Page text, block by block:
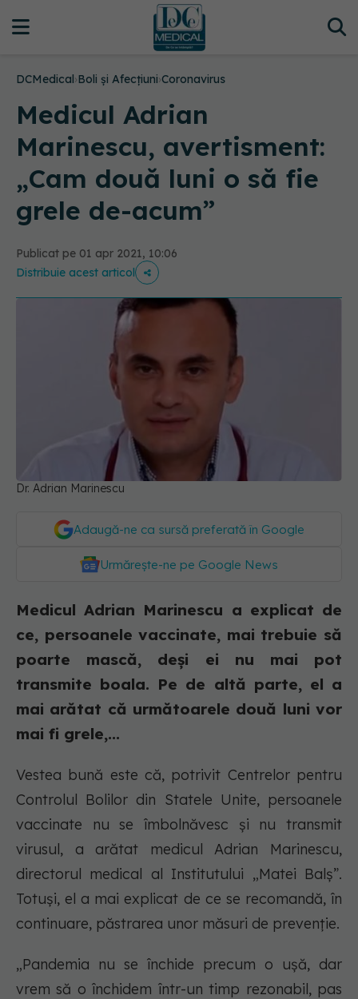
DCMedical›Boli și Afecțiuni›Coronavirus
Medicul Adrian
Marinescu, avertisment:
„Cam două luni o să fie
grele de-acum”
Publicat pe 01 apr 2021, 10:06
Distribuie acest articol
Dr. Adrian Marinescu
Adaugă-ne ca sursă preferată în Google
Urmărește-ne pe Google News
Medicul Adrian Marinescu a explicat de
ce, persoanele vaccinate, mai trebuie să
poarte mască, deși ei nu mai pot
transmite boala. Pe de altă parte, el a
mai arătat că următoarele două luni vor
mai fi grele,...
Vestea bună este că, potrivit Centrelor pentru
Controlul Bolilor din Statele Unite, persoanele
vaccinate nu se îmbolnăvesc și nu transmit
virusul, a arătat medicul Adrian Marinescu,
directorul medical al Institutului „Matei Balș”.
Totuși, el a mai explicat de ce se recomandă, în
continuare, păstrarea unor măsuri de prevenție.
„Pandemia nu se închide precum o ușă, dar
vrem să o închidem într-un timp rezonabil, pas